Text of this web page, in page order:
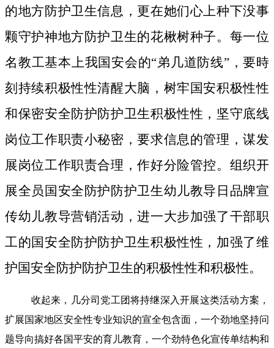
的地方防护卫生信息，更在她们心上种下没事
颗守护神地方防护卫生的花楸树种子。 每一位
名教工基本上我国安会的“弟几道防线”，要時
刻持续积极性性清醒大脑，树牢国安积极性性
和保密安全防护防护卫生积极性性，坚守底线
岗位工作职责小秘密，要求信息的管理，谋发
展岗位工作职责合理，作好分险管控。组织开
展全员国安全防护防护卫生幼儿教导日品牌宣
传幼儿教导营销活动，进一大步加强了干部职
工的国安全防护防护卫生积极性性，加强了维
护国安全防护防护卫生的积极性性和积极性。
收起来，几分司党工团将持继深入开展这类活动方案，
扩展国家地区安全性专业知识的宣全包含面，一个劲地坚持问
题导向搞好各国平安的育儿教育，一个劲特色化宣传单结构和